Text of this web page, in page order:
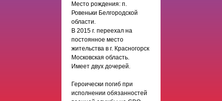
Место рождения: п.
Ровеньки Белгородской
области.
В 2015 г. переехал на
постоянное место
жительства в г. Красногорск
Московская область.
Имеет двух дочерей.
Героически погиб при
исполнении обязанностей